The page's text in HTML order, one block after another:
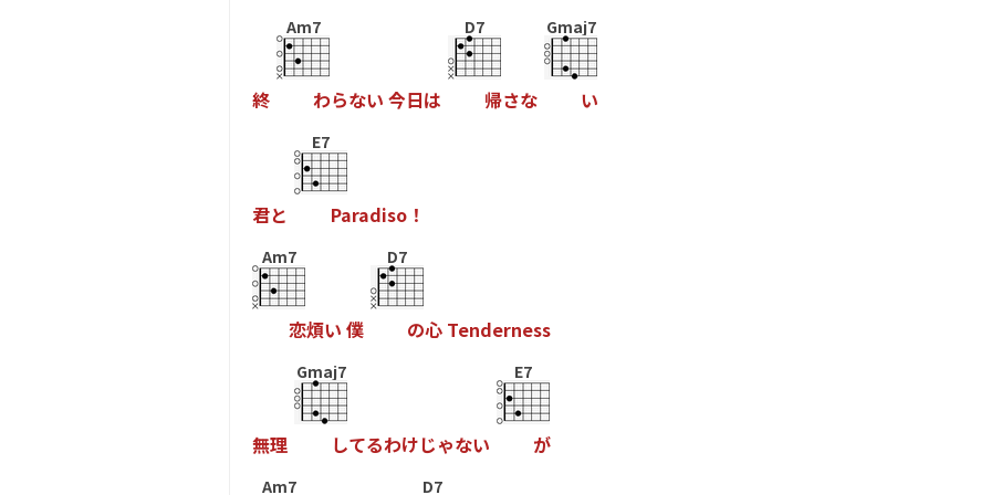
終
Am7
わらない 今日は
D7
帰さな
Gmaj7
い
君と
E7
Paradiso ！
Am7
恋煩い 僕
D7
の心 Tenderness
無理
Gmaj7
してるわけじゃない
E7
が
Am7 D7